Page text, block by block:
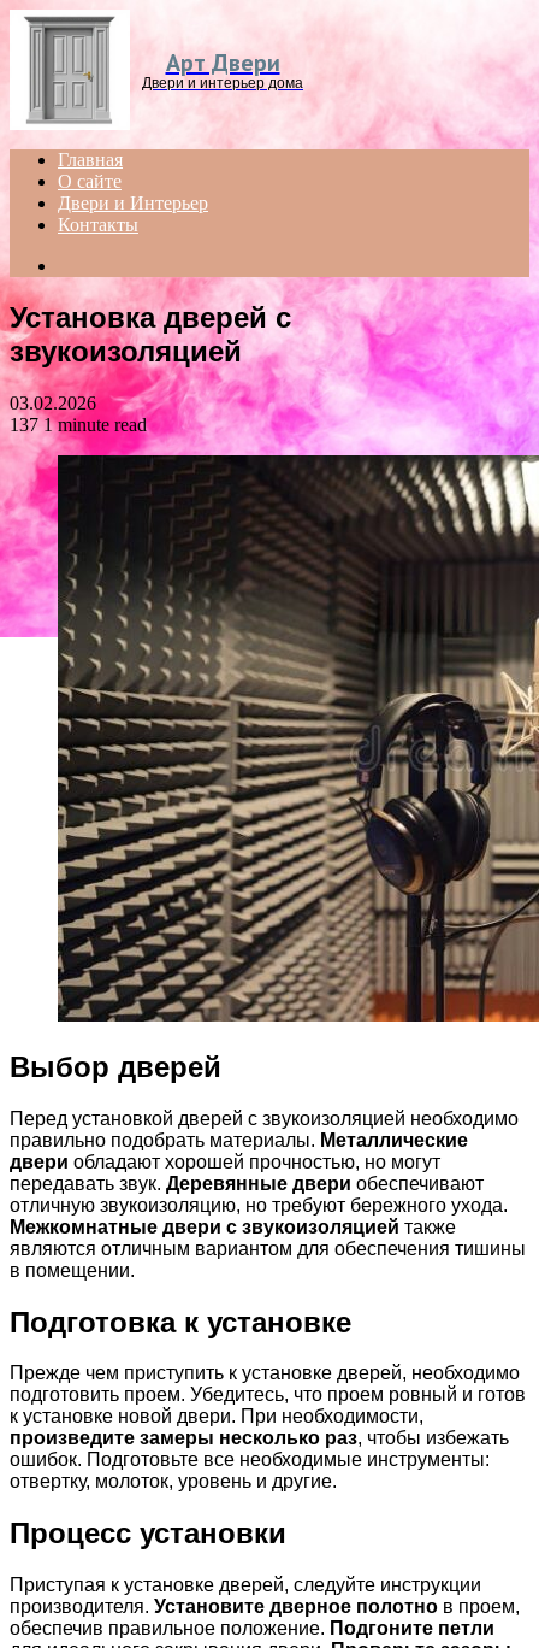
Арт Двери
Двери и интерьер дома
Главная
О сайте
Двери и Интерьер
Контакты
Установка дверей с
звукоизоляцией
03.02.2026
1371 minute read
Выбор дверей
Перед установкой дверей с звукоизоляцией необходимо
правильно подобрать материалы. Металлические
двери обладают хорошей прочностью, но могут
передавать звук. Деревянные двери обеспечивают
отличную звукоизоляцию, но требуют бережного ухода.
Межкомнатные двери с звукоизоляцией также
являются отличным вариантом для обеспечения тишины
в помещении.
Подготовка к установке
Прежде чем приступить к установке дверей, необходимо
подготовить проем. Убедитесь, что проем ровный и готов
к установке новой двери. При необходимости,
произведите замеры несколько раз, чтобы избежать
ошибок. Подготовьте все необходимые инструменты:
отвертку, молоток, уровень и другие.
Процесс установки
Приступая к установке дверей, следуйте инструкции
производителя. Установите дверное полотно в проем,
обеспечив правильное положение. Подгоните петли